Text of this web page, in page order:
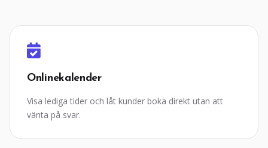
Onlinekalender
Visa lediga tider och låt kunder boka direkt utan att
vänta på svar.